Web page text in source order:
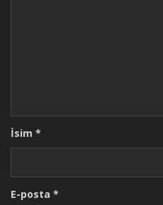
İsim *
E-posta *